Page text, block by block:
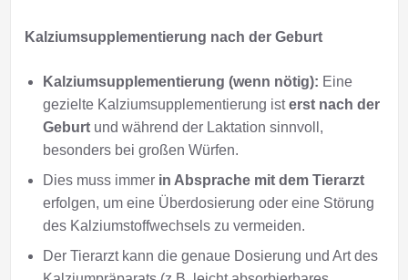
Kalziumsupplementierung nach der Geburt
Kalziumsupplementierung (wenn nötig): Eine
gezielte Kalziumsupplementierung isterst nach der
Geburtund während der Laktation sinnvoll,
besonders bei großen Würfen.
Dies muss immer in Absprache mit dem Tierarzt
erfolgen, um eine Überdosierung oder eine Störung
des Kalziumstoffwechsels zu vermeiden.
Der Tierarzt kann die genaue Dosierung und Art des